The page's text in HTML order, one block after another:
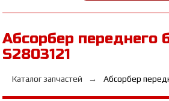
Абсорбер переднего
S2803121
Каталог запчастей Абсорбер